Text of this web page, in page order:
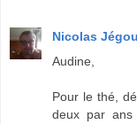
Nicolas Jégou
Audine,
Pour le thé,
deux par